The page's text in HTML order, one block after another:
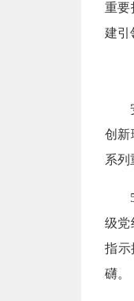
重要
建引
安
创新
系列
53
级党
指示
礴。